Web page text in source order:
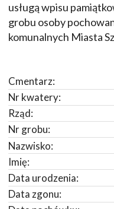
usługą wpisu
grobu osoby
komunalnych Miasta
Cmentarz:
Nr kwatery:
Rząd:
Nr grobu:
Nazwisko:
Imię:
Data urodzenia:
Data zgonu: